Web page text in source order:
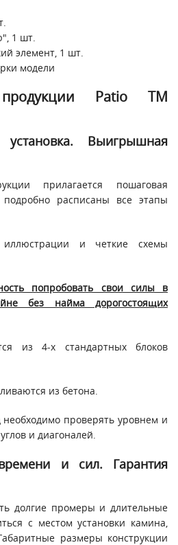
1 шт.
элемент, 1 шт.
модели
продукции Patio ТМ
установка. Выигрышная
прилагается пошаговая
расписаны все этапы
иллюстрации и четкие схемы
попробовать свои силы в
без найма дорогостоящих
из 4-х стандартных блоков
из бетона.
проверять уровнем и
и диагоналей.
и сил. Гарантия
долгие промеры и длительные
с местом установки камина,
размеры конструкции